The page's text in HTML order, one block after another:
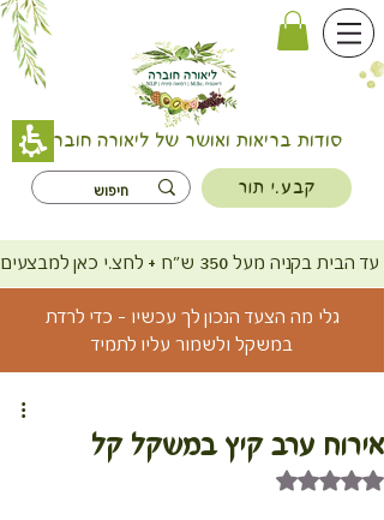
סודות בריאות ואושר של ליאורה חוברה
קבע.י תור
ש"ח + לחצ.י כאן למבצעים
גלי מה הצעד הנכון לך עכשיו - כדי לרדת
במשקל ולשמור עליו לתמיד
אירוח ערב קיץ במשקל קל
דירוג של NaN מתוך 5 כוכבים